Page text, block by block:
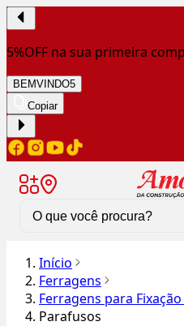
5%OFF na sua primeira
BEMVINDO5
Copiar
Início
Ferragens
Ferragens para
Parafusos